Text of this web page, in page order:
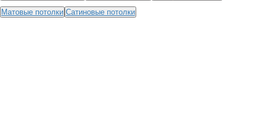
Матовые потолки Сатиновые потолки